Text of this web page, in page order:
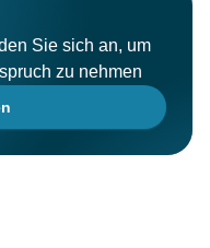
Sie sich an, um
zu nehmen